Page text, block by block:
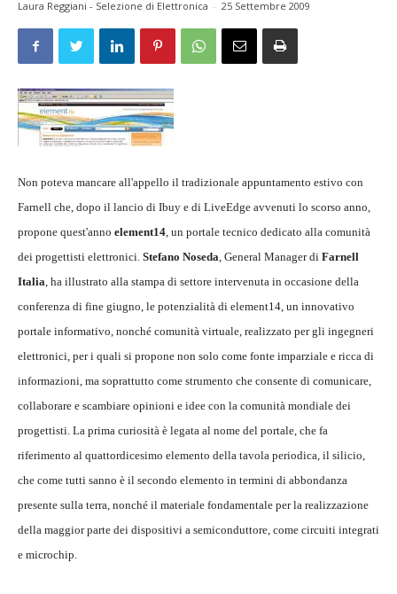
Laura Reggiani - Selezione di Elettronica - 25 Settembre 2009
Non poteva mancare all'appello il tradizionale appuntamento estivo con
Farnell che, dopo il lancio di Ibuy e di LiveEdge avvenuti lo scorso anno,
propone quest'anno element14, un portale tecnico dedicato alla comunità
dei progettisti elettronici. Stefano Noseda, General Manager di Farnell
Italia, ha illustrato alla stampa di settore intervenuta in occasione della
conferenza di fine giugno, le potenzialità di element14, un innovativo
portale informativo, nonché comunità virtuale, realizzato per gli ingegneri
elettronici, per i quali si propone non solo come fonte imparziale e ricca di
informazioni, ma soprattutto come strumento che consente di comunicare,
collaborare e scambiare opinioni e idee con la comunità mondiale dei
progettisti. La prima curiosità è legata al nome del portale, che fa
riferimento al quattordicesimo elemento della tavola periodica, il silicio,
che come tutti sanno è il secondo elemento in termini di abbondanza
presente sulla terra, nonché il materiale fondamentale per la realizzazione
della maggior parte dei dispositivi a semiconduttore, come circuiti integrati
e microchip.